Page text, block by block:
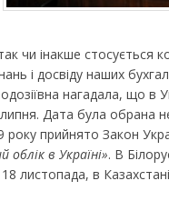
чи інакше стосується
і досвіду наших
нагадала, що в
Дата була обрана
прийнято Закон
облік в Україні». В
листопада, в